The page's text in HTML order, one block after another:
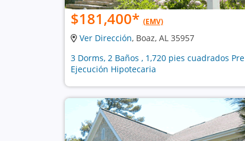
$181,400* (EMV)
Ver Dirección, Boaz, AL 35957
3 Dorms, 2 Baños , 1,720 pies cuadrados Pre
Ejecución Hipotecaria